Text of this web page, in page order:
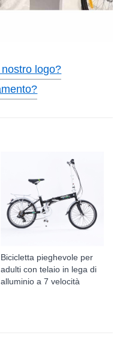
logo?
Bicicletta pieghevole per
adulti con telaio in lega di
alluminio a 7 velocità